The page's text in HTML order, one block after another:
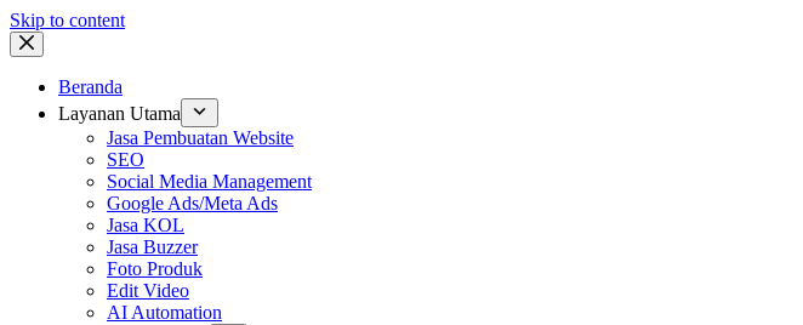
Skip to content
Beranda
Layanan Utama
Jasa Pembuatan Website
SEO
Social Media Management
Google Ads/Meta Ads
Jasa KOL
Jasa Buzzer
Foto Produk
Edit Video
AI Automation